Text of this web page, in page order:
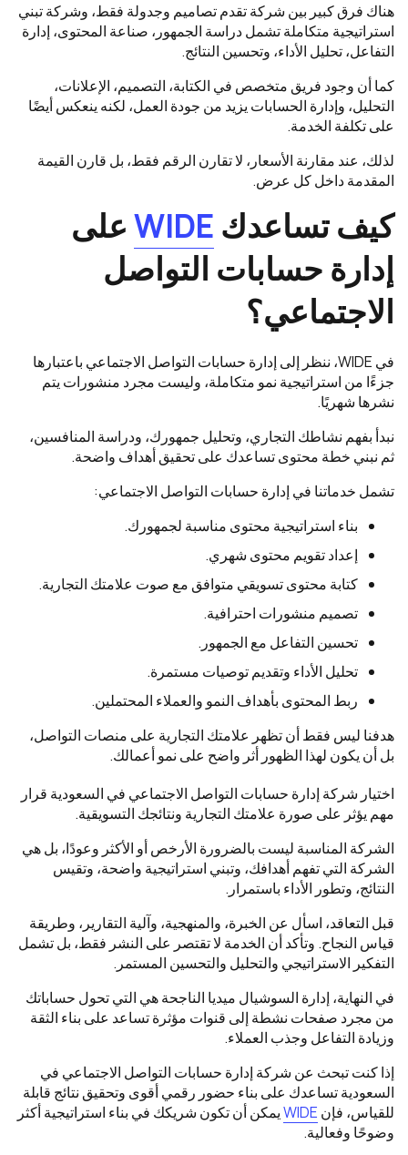
هناك فرق كبير بين شركة تقدم تصاميم وجدولة فقط، وشركة تبني
استراتيجية متكاملة تشمل دراسة الجمهور، صناعة المحتوى، إدارة
التفاعل، تحليل الأداء، وتحسين النتائج.
كما أن وجود فريق متخصص في الكتابة، التصميم، الإعلانات،
التحليل، وإدارة الحسابات يزيد من جودة العمل، لكنه ينعكس أيضًا
على تكلفة الخدمة.
لذلك، عند مقارنة الأسعار، لا تقارن الرقم فقط، بل قارن القيمة
المقدمة داخل كل عرض.
كيف تساعدك WIDEعلى
إدارة حسابات التواصل
الاجتماعي؟
في WIDE، ننظر إلى إدارة حسابات التواصل الاجتماعي باعتبارها
جزءًا من استراتيجية نمو متكاملة، وليست مجرد منشورات يتم
نشرها شهريًا.
نبدأ بفهم نشاطك التجاري، وتحليل جمهورك، ودراسة المنافسين،
ثم نبني خطة محتوى تساعدك على تحقيق أهداف واضحة.
تشمل خدماتنا في إدارة حسابات التواصل الاجتماعي:
بناء استراتيجية محتوى مناسبة لجمهورك.
إعداد تقويم محتوى شهري.
كتابة محتوى تسويقي متوافق مع صوت علامتك التجارية.
تصميم منشورات احترافية.
تحسين التفاعل مع الجمهور.
تحليل الأداء وتقديم توصيات مستمرة.
ربط المحتوى بأهداف النمو والعملاء المحتملين.
هدفنا ليس فقط أن تظهر علامتك التجارية على منصات التواصل،
بل أن يكون لهذا الظهور أثر واضح على نمو أعمالك.
اختيار شركة إدارة حسابات التواصل الاجتماعي في السعودية قرار
مهم يؤثر على صورة علامتك التجارية ونتائجك التسويقية.
الشركة المناسبة ليست بالضرورة الأرخص أو الأكثر وعودًا، بل هي
الشركة التي تفهم أهدافك، وتبني استراتيجية واضحة، وتقيس
النتائج، وتطور الأداء باستمرار.
قبل التعاقد، اسأل عن الخبرة، والمنهجية، وآلية التقارير، وطريقة
قياس النجاح. وتأكد أن الخدمة لا تقتصر على النشر فقط، بل تشمل
التفكير الاستراتيجي والتحليل والتحسين المستمر.
في النهاية، إدارة السوشيال ميديا الناجحة هي التي تحول حساباتك
من مجرد صفحات نشطة إلى قنوات مؤثرة تساعد على بناء الثقة
وزيادة التفاعل وجذب العملاء.
إذا كنت تبحث عن شركة إدارة حسابات التواصل الاجتماعي في
السعودية تساعدك على بناء حضور رقمي أقوى وتحقيق نتائج قابلة
للقياس، فإن WIDEيمكن أن تكون شريكك في بناء استراتيجية أكثر
وضوحًا وفعالية.